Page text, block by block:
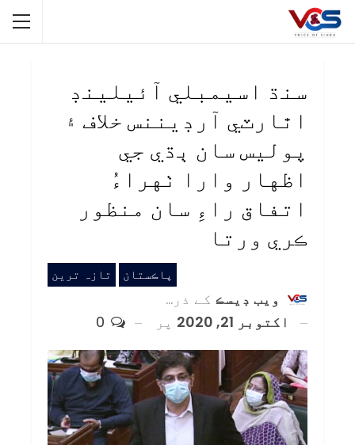
سنڌ اسيمبلي آئيلينڊ
اٿارٽي آرڊيننس خلاف ۽
پوليس سان ٻڌي جي
اظهار وارا ٺهراءُ
اتفاق راءِ سان منظور
ڪري ورتا
پاڪستان تازہ ترین
ويب ڊيسڪ کے ذریعہ
اکتوبر 21, 2020
پر